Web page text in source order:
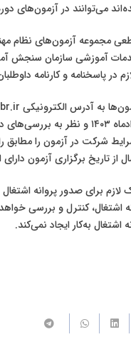
می‌توانند در آزمون‌های
مجموعه آزمون‌های نظام
خدمات آموزشی سازمان
در پاسخنامه و کارنامه
اقدام نمایند. با توجه به دستورالعمل ثبت‌نام
شرکت در آزمون را مطابق
برای صدور پروانه اشتغال
اشتغال، کنترل و بررسی
به‌کار ایجاد نمی‌کند.